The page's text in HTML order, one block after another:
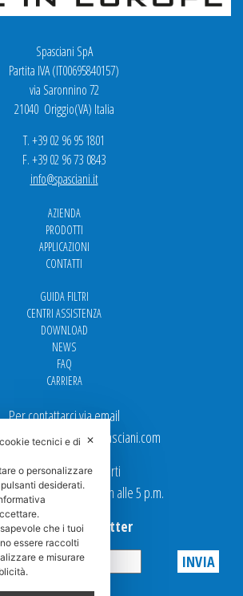
Spasciani SpA
Partita IVA (IT00695840157)
via Saronnino 72
21040 Origgio(VA) Italia
T. +39 02 96 95 1801
F. +39 02 96 73 0843
info@spasciani.it
AZIENDA
PRODOTTI
APPLICAZIONI
CONTATTI
GUIDA FILTRI
CENTRI ASSISTENZA
DOWNLOAD
NEWS
FAQ
CARRIERA
Per contattarci via email
italy.sales@spasciani.com
I nostri uffici sono aperti
al Venerdi dalle 9 a.m alle 5 p.m.
alla Newsletter
Privacy
✕
tecnici e di
o personalizzare
desiderati.
che i tuoi
essere raccolti
e misurare